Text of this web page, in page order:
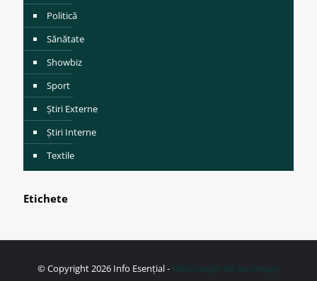
Politică
Sănătate
Showbiz
Sport
Știri Externe
Știri Interne
Textile
Etichete
© Copyright 2026 Info Esențial - Web Design de SenDesign